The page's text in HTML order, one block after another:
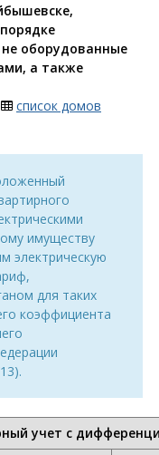
оборудованные
а также
список домов
имуществу
электрическую
для таких
коэффициента
учет с